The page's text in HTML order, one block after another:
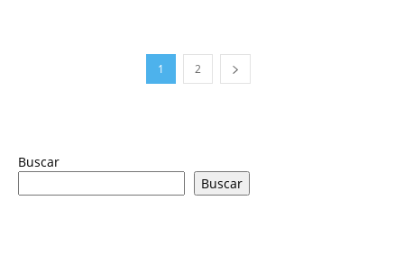
1 2
Buscar
Buscar